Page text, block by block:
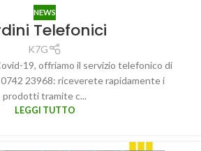
NEWS
Telefonici
K7G
19, offriamo il servizio telefonico di
23968: riceverete rapidamente i
prodotti tramite c...
LEGGI TUTTO